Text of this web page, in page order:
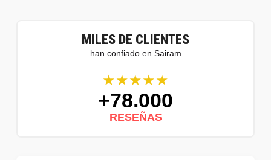
MILES DE CLIENTES
han confiado en Sairam
★★★★★
+78.000
RESEÑAS